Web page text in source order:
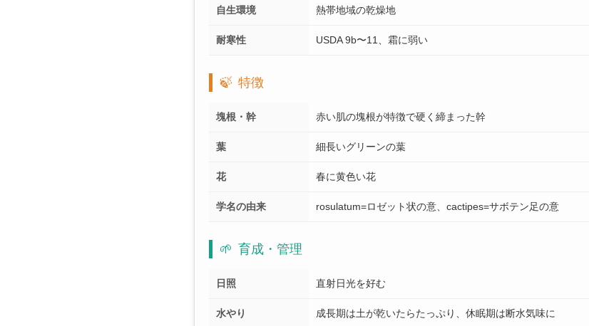
自生環境 熱帯地域の乾燥地
耐寒性 USDA 9b〜11、霜に弱い
🍃 特徴
塊根・幹 赤い肌の塊根が特徴で硬く締まった幹
葉 細長いグリーンの葉
花 春に黄色い花
学名の由来 rosulatum=ロゼット状の意、cactipes=サボテン足の意
🌱 育成・管理
日照 直射日光を好む
水やり 成長期は土が乾いたらたっぷり、休眠期は断水気味に